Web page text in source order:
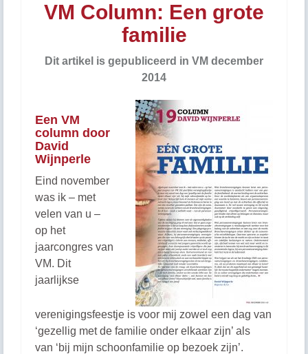
VM Column: Een grote
familie
Dit artikel is gepubliceerd in VM december
2014
Een VM
column door
David
Wijnperle
Eind november
was ik – met
velen van u –
op het
jaarcongres van
VM. Dit
jaarlijkse
verenigingsfeestje is voor mij zowel een dag van
‘gezellig met de familie onder elkaar zijn’ als
van ‘bij mijn schoonfamilie op bezoek zijn’.